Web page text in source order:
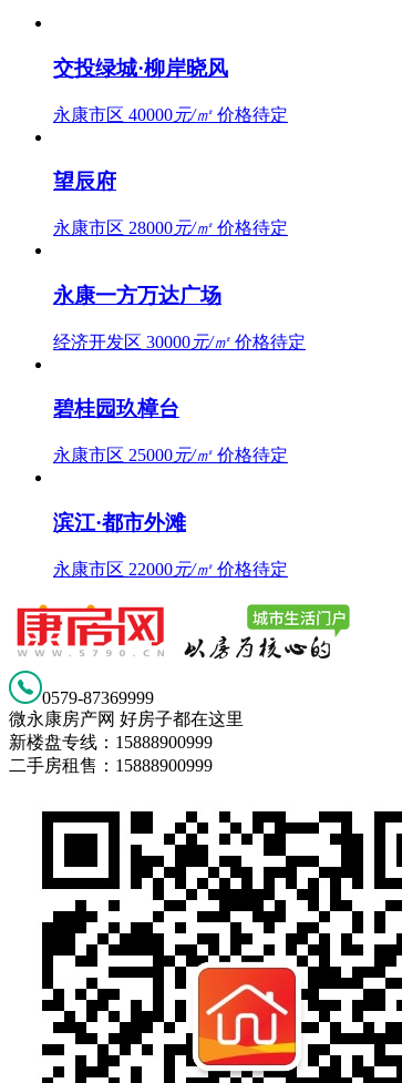
交投绿城·柳岸晓风
永康市区 40000元/㎡ 价格待定
望辰府
永康市区 28000元/㎡ 价格待定
永康一方万达广场
经济开发区 30000元/㎡ 价格待定
碧桂园玖樟台
永康市区 25000元/㎡ 价格待定
滨江·都市外滩
永康市区 22000元/㎡ 价格待定
0579-87369999
微永康房产网 好房子都在这里
新楼盘专线：15888900999
二手房租售：15888900999